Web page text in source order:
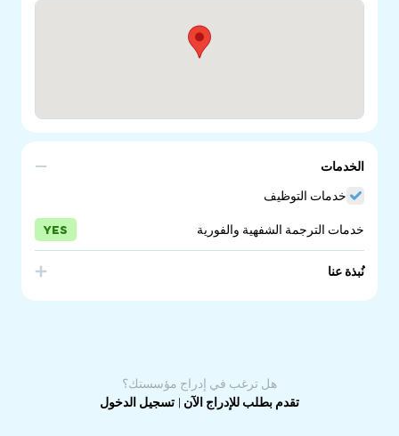
الخدمات
خدمات التوظيف
خدمات الترجمة الشفهية والفورية YES
نُبذة عنا
هل ترغب في إدراج مؤسستك؟
تقدم بطلب للإدراج الآن | تسجيل الدخول